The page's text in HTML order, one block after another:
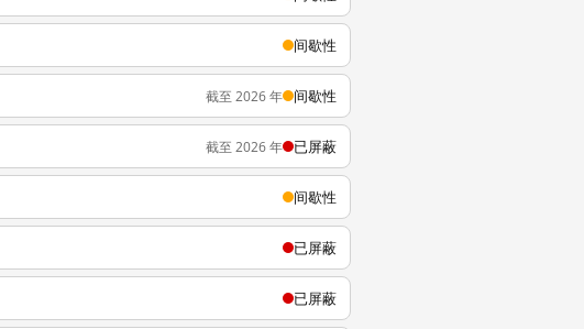
间歇性
截至 2026 年 间歇性
截至 2026 年 已屏蔽
间歇性
已屏蔽
已屏蔽